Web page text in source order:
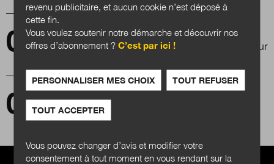
Détroit, Fukushima, Saint-Louis du Sénégal,
La Nouvelle-Orléans : retours d’expérience sur
Le Premier ministre veut amplifier la
transformation publique
revenu publicitaire, et aucun cookie n’est déposé à
cette fin.
Vous voulez soutenir notre démarche et découvrir nos
offres d’abonnement ?C’est par ici !
PERSONNALISER MES CHOIX TOUT REFUSER
TOUT ACCEPTER
Vous pouvez changer d’avis et modifier votre
consentement à tout moment en vous rendant sur la